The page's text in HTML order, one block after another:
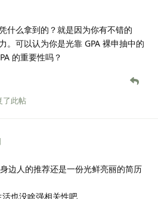
什么拿到的？就是因为你有不错的
。可以认为你是光靠 GPA 裸申抽中的
的重要性吗？
了此帖
边人的推荐还是一份光鲜亮丽的简历
也没啥强相关性吧